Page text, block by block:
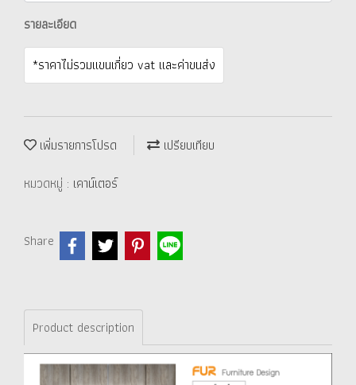
รายละเอียด
*ราคาไม่รวมแขนเกี่ยว vat และค่าขนส่ง
เพิ่มรายการโปรด
เปรียบเทียบ
หมวดหมู่ : เคาน์เตอร์
Share
Product description